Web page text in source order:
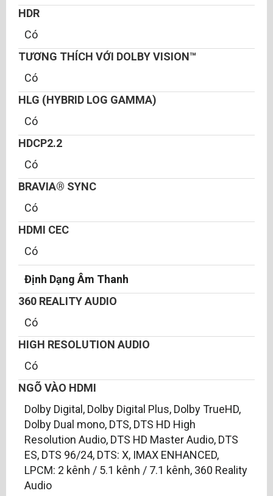
HDR
Có
TƯƠNG THÍCH VỚI DOLBY VISION™
Có
HLG (HYBRID LOG GAMMA)
Có
HDCP2.2
Có
BRAVIA® SYNC
Có
HDMI CEC
Có
Định Dạng Âm Thanh
360 REALITY AUDIO
Có
HIGH RESOLUTION AUDIO
Có
NGÕ VÀO HDMI
Dolby Digital, Dolby Digital Plus, Dolby TrueHD,
Dolby Dual mono, DTS, DTS HD High
Resolution Audio, DTS HD Master Audio, DTS
ES, DTS 96/24, DTS: X, IMAX ENHANCED,
LPCM: 2 kênh / 5.1 kênh / 7.1 kênh, 360 Reality
Audio